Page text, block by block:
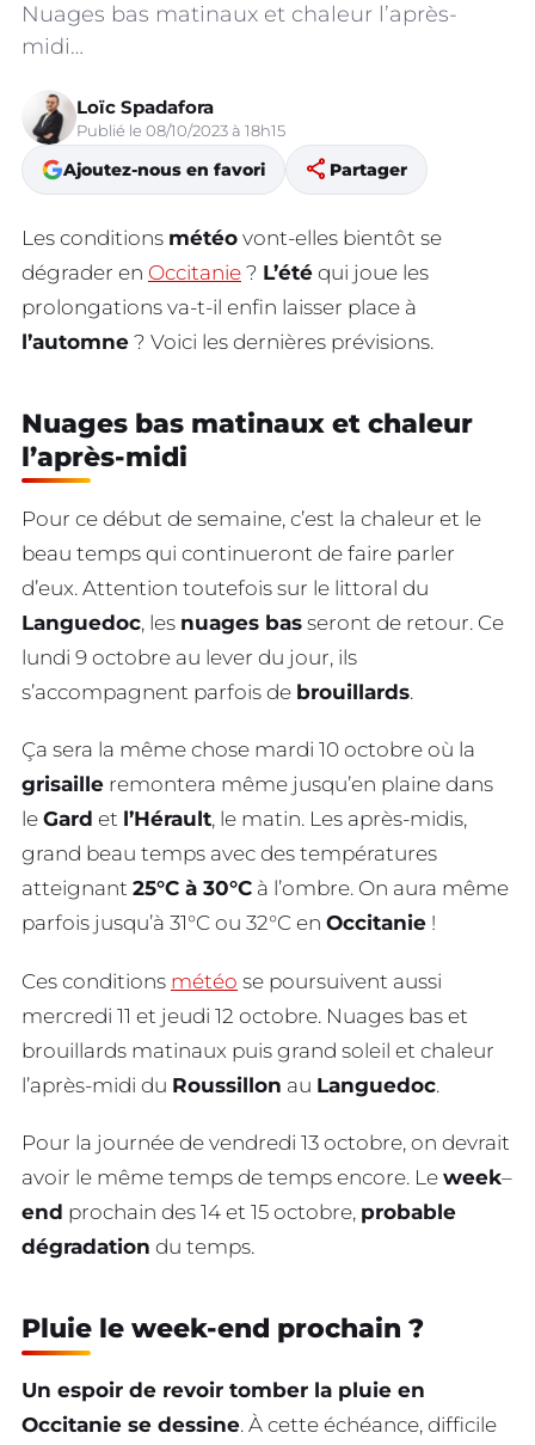
Nuages bas matinaux et chaleur l’après-
midi…
Loïc Spadafora
Publié le 08/10/2023 à 18h15
Ajoutez-nous en favori share Partager
Les conditions météo vont-elles bientôt se
dégrader en Occitanie ? L’été qui joue les
prolongations va-t-il enfin laisser place à
l’automne ? Voici les dernières prévisions.
Nuages bas matinaux et chaleur
l’après-midi
Pour ce début de semaine, c’est la chaleur et le
beau temps qui continueront de faire parler
d’eux. Attention toutefois sur le littoral du
Languedoc, les nuages bas seront de retour. Ce
lundi 9 octobre au lever du jour, ils
s’accompagnent parfois de brouillards.
Ça sera la même chose mardi 10 octobre où la
grisaille remontera même jusqu’en plaine dans
le Gard et l’Hérault, le matin. Les après-midis,
grand beau temps avec des températures
atteignant 25°C à 30°C à l’ombre. On aura même
parfois jusqu’à 31°C ou 32°C en Occitanie !
Ces conditions météo se poursuivent aussi
mercredi 11 et jeudi 12 octobre. Nuages bas et
brouillards matinaux puis grand soleil et chaleur
l’après-midi du Roussillon au Languedoc.
Pour la journée de vendredi 13 octobre, on devrait
avoir le même temps de temps encore. Le week–
end prochain des 14 et 15 octobre, probable
dégradation du temps.
Pluie le week-end prochain ?
Un espoir de revoir tomber la pluie en
Occitanie se dessine. À cette échéance, difficile